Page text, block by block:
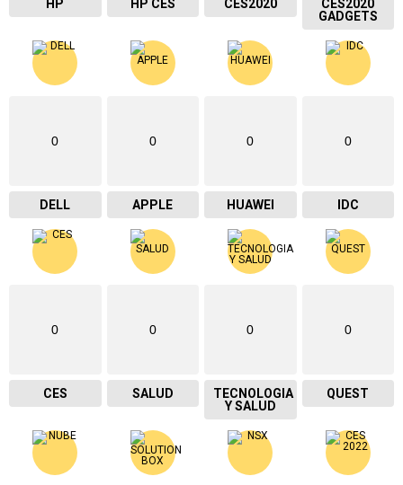
HP HP CES CES2020
CES2020
GADGETS
0
DELL
0
APPLE
0
HUAWEI
0
IDC
0
CES
0
SALUD
0
TECNOLOGIA
Y SALUD
0
QUEST